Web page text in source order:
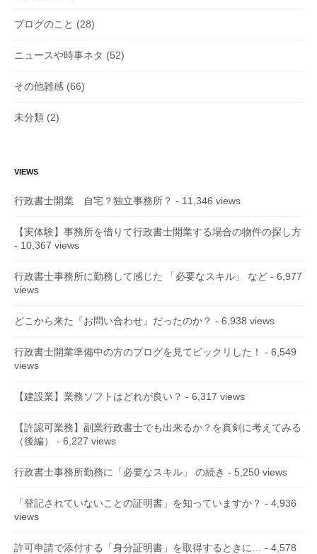
ブログのこと (28)
ニュースや時事ネタ (52)
その他雑感 (66)
未分類 (2)
VIEWS
行政書士開業 自宅？独立事務所？ - 11,346 views
【実体験】事務所を借りて行政書士開業する場合の物件の探し方
- 10,367 views
行政書士事務所に勤務して感じた 「必要なスキル」 など - 6,977
views
どこから来た『お問い合わせ』だったのか？ - 6,938 views
行政書士開業準備中の方のブログを見てビックリした！
- 6,549
views
【建設業】業務ソフトはどれが良い？ - 6,317 views
【許認可業務】副業行政書士でも出来るか？を真剣に考えてみる
（後編）
- 6,227 views
行政書士事務所勤務に「必要なスキル」 の続き - 5,250 views
「登記されていないことの証明書」を知っていますか？ - 4,936
views
許可申請で添付する「身分証明書」を取得するときに…
- 4,578